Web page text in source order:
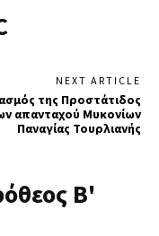
NEXT ARTICLE
της Προστάτιδος
απανταχού Μυκονίων
Παναγίας Τουρλιανής
Β'